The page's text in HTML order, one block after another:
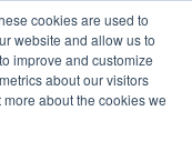
cookies are used to
website and allow us to
improve and customize
about our visitors
about the cookies we
tilgjengelig, mer
MED
Toggle